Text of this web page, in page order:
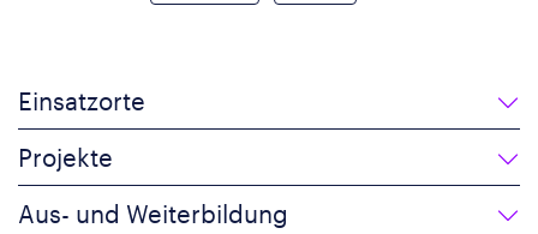
Einsatzorte
Projekte
Aus- und Weiterbildung